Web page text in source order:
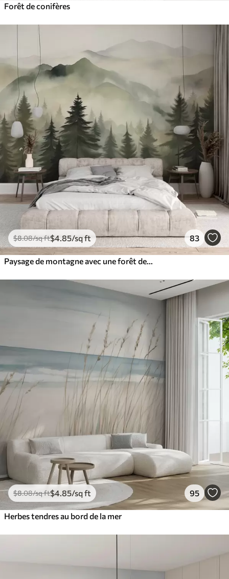
Forêt de conifères
$8.08/sq ft$4 .85/sq ft 83
$8.08/sq ft$4 .85/sq ft 95
Herbes tendres au bord de la mer